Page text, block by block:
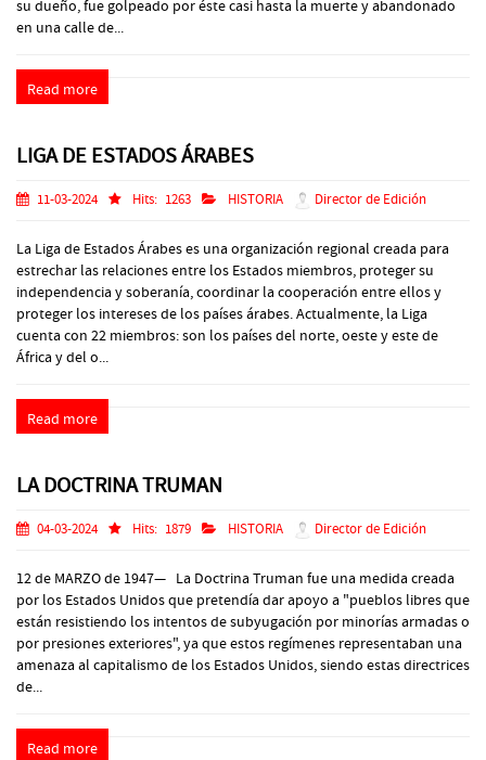
su dueño, fue golpeado por éste casi hasta la muerte y abandonado
en una calle de...
Read more
LIGA DE ESTADOS ÁRABES
11-03-2024 Hits: 1263 HISTORIA Director de Edición
La Liga de Estados Árabes es una organización regional creada para
estrechar las relaciones entre los Estados miembros, proteger su
independencia y soberanía, coordinar la cooperación entre ellos y
proteger los intereses de los países árabes. Actualmente, la Liga
cuenta con 22 miembros: son los países del norte, oeste y este de
África y del o...
Read more
LA DOCTRINA TRUMAN
04-03-2024 Hits: 1879 HISTORIA Director de Edición
12 de MARZO de 1947— La Doctrina Truman fue una medida creada
por los Estados Unidos que pretendía dar apoyo a "pueblos libres que
están resistiendo los intentos de subyugación por minorías armadas o
por presiones exteriores", ya que estos regímenes representaban una
amenaza al capitalismo de los Estados Unidos, siendo estas directrices
de...
Read more